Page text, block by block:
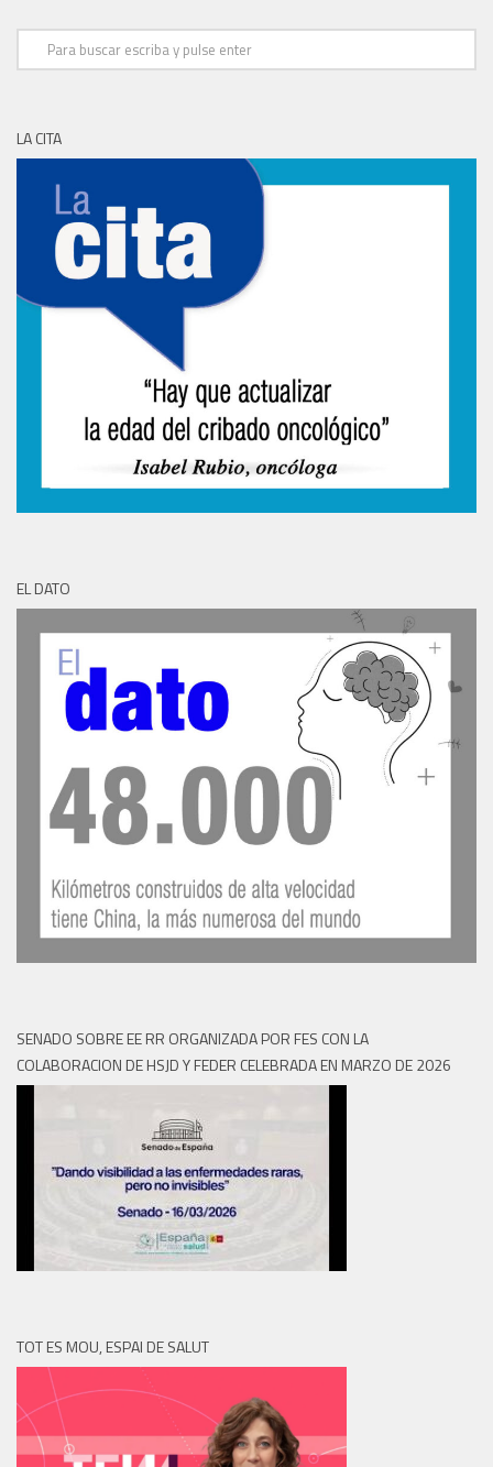
LA CITA
EL DATO
SENADO SOBRE EE RR ORGANIZADA POR FES CON LA
COLABORACION DE HSJD Y FEDER CELEBRADA EN MARZO DE 2026
TOT ES MOU, ESPAI DE SALUT